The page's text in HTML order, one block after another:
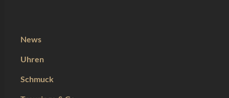
News
Uhren
Schmuck